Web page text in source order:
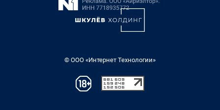
© ООО «Интернет Технологии»